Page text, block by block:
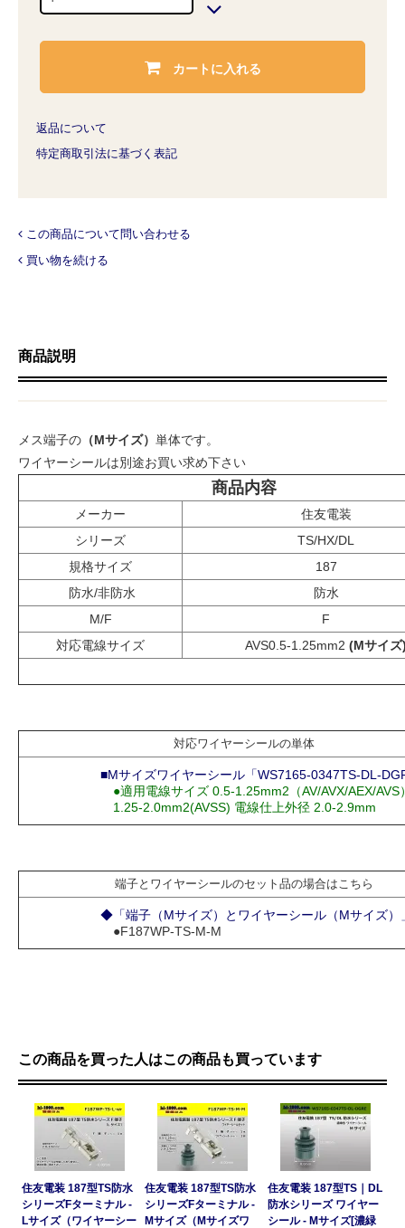
カートに入れる
返品について
特定商取引法に基づく表記
この商品について問い合わせる
買い物を続ける
商品説明
メス端子の （Mサイズ） 単体です。
ワイヤーシールは別途お買い求め下さい
商品内容
メーカー
住友電装
シリーズ
TS/HX/DL
規格サイズ
187
防水/非防水
防水
M/F
F
対応電線サイズ
AVS0.5-1.25mm2 (Mサイズ
対応ワイヤーシールの単体
■Mサイズワイヤーシール「WS7165-0347TS-DL-
●適用電線サイズ 0.5-1.25mm2（AV/AVX/AEX/AVS
1.25-2.0mm2(AVSS) 電線仕上外径 2.0-2.9mm
端子とワイヤーシールのセット品の場合はこちら
◆「端子（Mサイズ）とワイヤーシール（Mサイズ）
●F187WP-TS-M-M
この商品を買った人はこの商品も買っています
住友電装 187型TS防水
シリーズFターミナル -
Lサイズ（ワイヤーシー
住友電装 187型TS防水
シリーズFターミナル -
Mサイズ（Mサイズワ
住友電装 187型TS｜DL
防水シリーズ ワイヤー
シール - Mサイズ[濃緑